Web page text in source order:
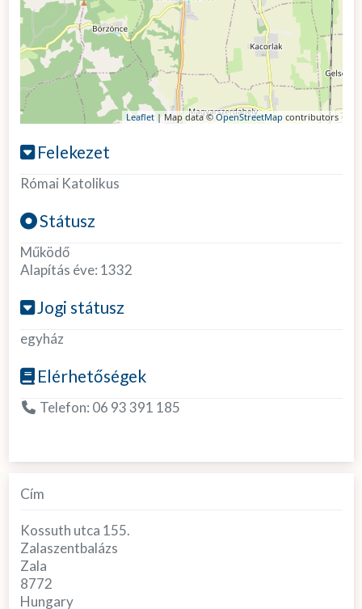
Leaflet| Map data ©OpenStreetMap contributors
Felekezet
Római Katolikus
Státusz
Működő
Alapítás éve: 1332
Jogi státusz
egyház
Elérhetőségek
Telefon: 06 93 391 185
Cím
Kossuth utca 155.
Zalaszentbalázs
Zala
8772
Hungary